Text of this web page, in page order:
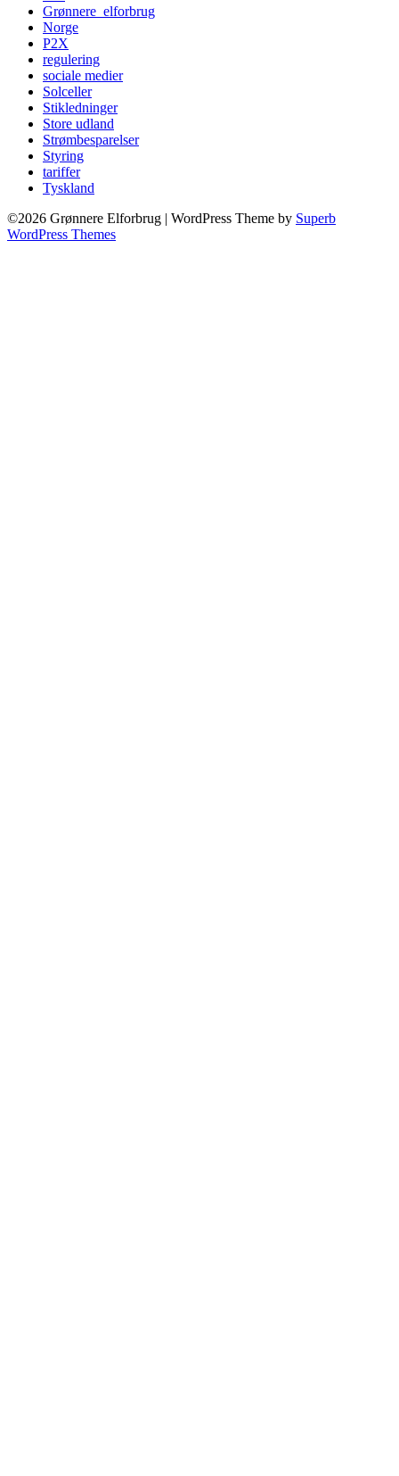
Grønnere_elforbrug
Norge
P2X
regulering
sociale medier
Solceller
Stikledninger
Store udland
Strømbesparelser
Styring
tariffer
Tyskland
©2026 Grønnere Elforbrug | WordPress Theme by Superb
WordPress Themes